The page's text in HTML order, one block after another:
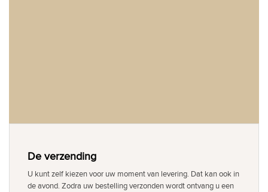
De verzending
U kunt zelf kiezen voor uw moment van levering. Dat kan ook in
de avond. Zodra uw bestelling verzonden wordt ontvang u een